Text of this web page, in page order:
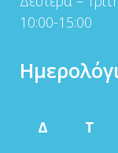
10:00-15:00
Δ
Τ